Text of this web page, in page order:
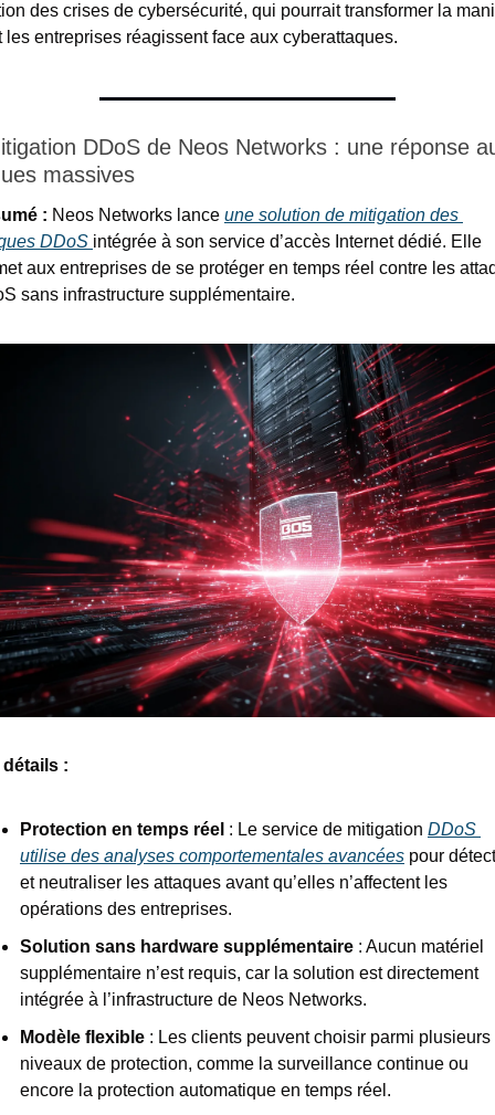
des crises de cybersécurité, qui pourrait transformer la
les entreprises réagissent face aux cyberattaques.
DDoS de Neos Networks : une réponse
massives
: Neos Networks lance une solution de mitigation des
DDoS intégrée à son service d’accès Internet dédié. Elle
aux entreprises de se protéger en temps réel contre les
sans infrastructure supplémentaire.
:
Protection en temps réel : Le service de mitigation DDoS
utilise des analyses comportementales avancées pour
et neutraliser les attaques avant qu’elles n’affectent les
opérations des entreprises.
Solution sans hardware supplémentaire : Aucun matériel
supplémentaire n’est requis, car la solution est directement
intégrée à l’infrastructure de Neos Networks.
Modèle flexible : Les clients peuvent choisir parmi plusieurs
niveaux de protection, comme la surveillance continue ou
encore la protection automatique en temps réel.